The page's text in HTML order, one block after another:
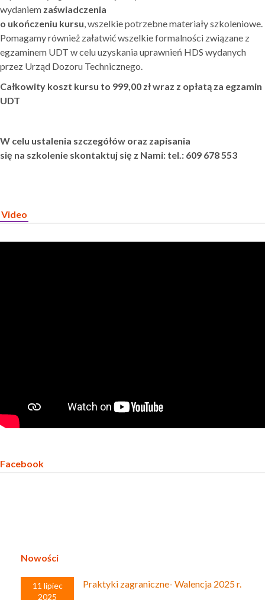
wydaniem zaświadczenia
o ukończeniu kursu, wszelkie potrzebne materiały szkoleniowe.
Pomagamy również załatwić wszelkie formalności związane z
egzaminem UDT w celu uzyskania uprawnień HDS wydanych
przez Urząd Dozoru Technicznego.
Całkowity koszt kursu to 999,00 zł wraz z opłatą za egzamin
UDT
W celu ustalenia szczegółów oraz zapisania
się na szkolenie skontaktuj się z Nami: tel.: 609 678 553
Video
Facebook
Nowości
11 lipiec
2025
Praktyki zagraniczne- Walencja 2025 r.